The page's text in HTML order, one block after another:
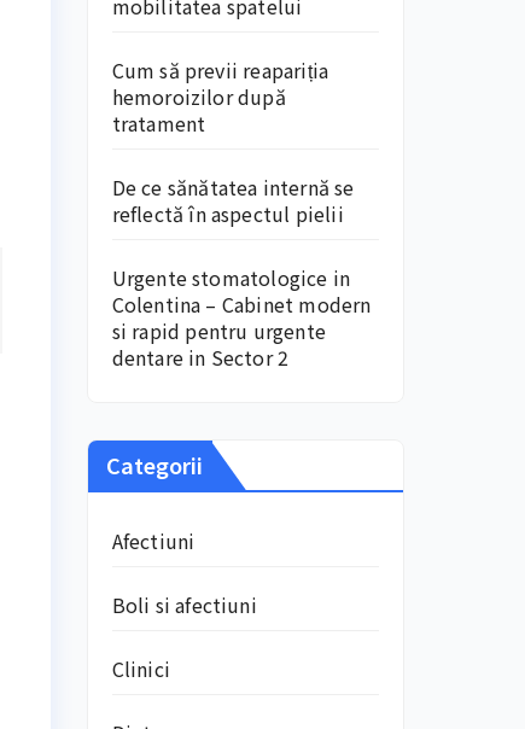
mobilitatea spatelui
Cum să previi reapariția
hemoroizilor după
tratament
De ce sănătatea internă se
reflectă în aspectul pielii
Urgente stomatologice in
Colentina – Cabinet modern
si rapid pentru urgente
dentare in Sector 2
Categorii
Afectiuni
Boli si afectiuni
Clinici